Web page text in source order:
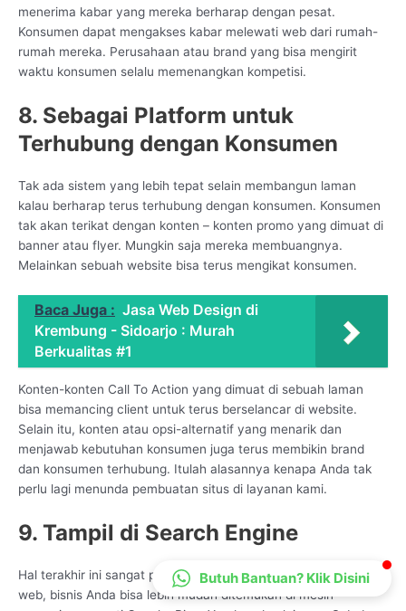
menerima kabar yang mereka berharap dengan pesat.
Konsumen dapat mengakses kabar melewati web dari rumah-
rumah mereka. Perusahaan atau brand yang bisa mengirit
waktu konsumen selalu memenangkan kompetisi.
8. Sebagai Platform untuk
Terhubung dengan Konsumen
Tak ada sistem yang lebih tepat selain membangun laman
kalau berharap terus terhubung dengan konsumen. Konsumen
tak akan terikat dengan konten – konten promo yang dimuat di
banner atau flyer. Mungkin saja mereka membuangnya.
Melainkan sebuah website bisa terus mengikat konsumen.
Baca Juga : Jasa Web Design di
Krembung - Sidoarjo : Murah
Berkualitas #1
Konten-konten Call To Action yang dimuat di sebuah laman
bisa memancing client untuk terus berselancar di website.
Selain itu, konten atau opsi-alternatif yang menarik dan
menjawab kebutuhan konsumen juga terus membikin brand
dan konsumen terhubung. Itulah alasannya kenapa Anda tak
perlu lagi menunda pembuatan situs di layanan kami.
9. Tampil di Search Engine
Hal terakhir ini sangat penting karena dengan adanya situs
web, bisnis Anda bisa lebih mudah ditemukan di mesin
CS Lenteraweb
Online
Butuh Bantuan? Klik Disini